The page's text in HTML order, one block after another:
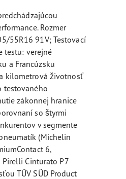
Rozmer
55R16 91V; Testovací
testu: verejné
a Francúzsku
kilometrová životnosť
testovaného
zákonnej hranice
so štyrmi
v segmente
(Michelin
6,
Pirelli Cinturato P7
TÜV SÜD Product